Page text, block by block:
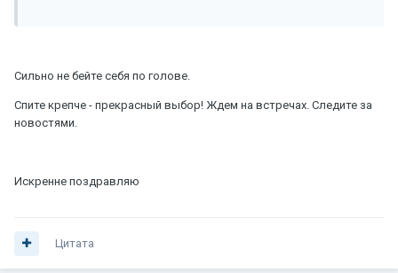
Сильно не бейте себя по голове.
Спите крепче - прекрасный выбор! Ждем на встречах. Следите за
новостями.
Искренне поздравляю
Цитата